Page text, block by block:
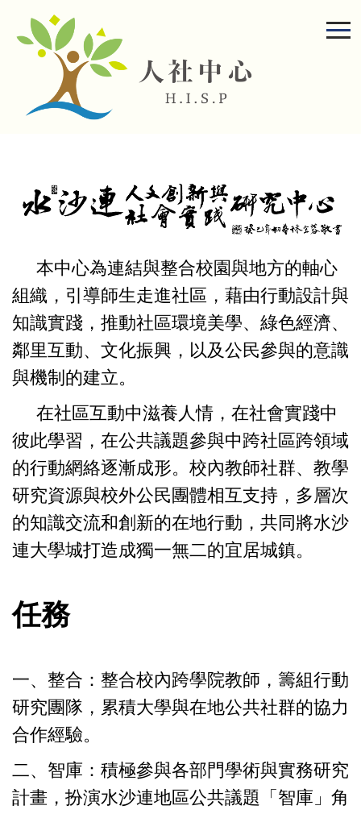
本中心為連結與整合校園與地方的軸心
組織，引導師生走進社區，藉由行動設計與
知識實踐，推動社區環境美學、綠色經濟、
鄰里互動、文化振興，以及公民參與的意識
與機制的建立。
在社區互動中滋養人情，在社會實踐中
彼此學習，在公共議題參與中跨社區跨領域
的行動網絡逐漸成形。校內教師社群、教學
研究資源與校外公民團體相互支持，多層次
的知識交流和創新的在地行動，共同將水沙
連大學城打造成獨一無二的宜居城鎮。
任務
一、整合：整合校內跨學院教師，籌組行動
研究團隊，累積大學與在地公共社群的協力
合作經驗。
二、智庫：積極參與各部門學術與實務研究
計畫，扮演水沙連地區公共議題「智庫」角